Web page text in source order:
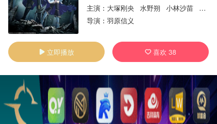
主演： 大塚刚央 水野朔 小林沙苗
田村
导演： 羽原信义
 立即播放  喜欢38
广告